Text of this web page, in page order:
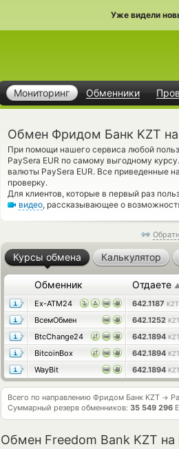
Уже видели
Мониторинг Обменники
Обмен Фридом Банк KZT на
При помощи нашего сервиса любой
PaySera EUR по самому выгодному
валюты PaySera EUR. Все приведенные
проверку.
Для клиентов, которые в первый раз
видео, рассказывающее о
Курсы обмена Калькулятор
Обменник Отдаете
Ex-ATM24 642.1187
ВсемОбмен
642.1252
BtcChange24
642.1894
BitcoinBox
642.1894
WayBit
642.1894
Всего по направлению Фридом Банк KZT →
Суммарный резерв обменников: 35 549 296
Обмен Freedom Bank KZT на